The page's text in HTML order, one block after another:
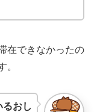
在できなかったの
。
おし